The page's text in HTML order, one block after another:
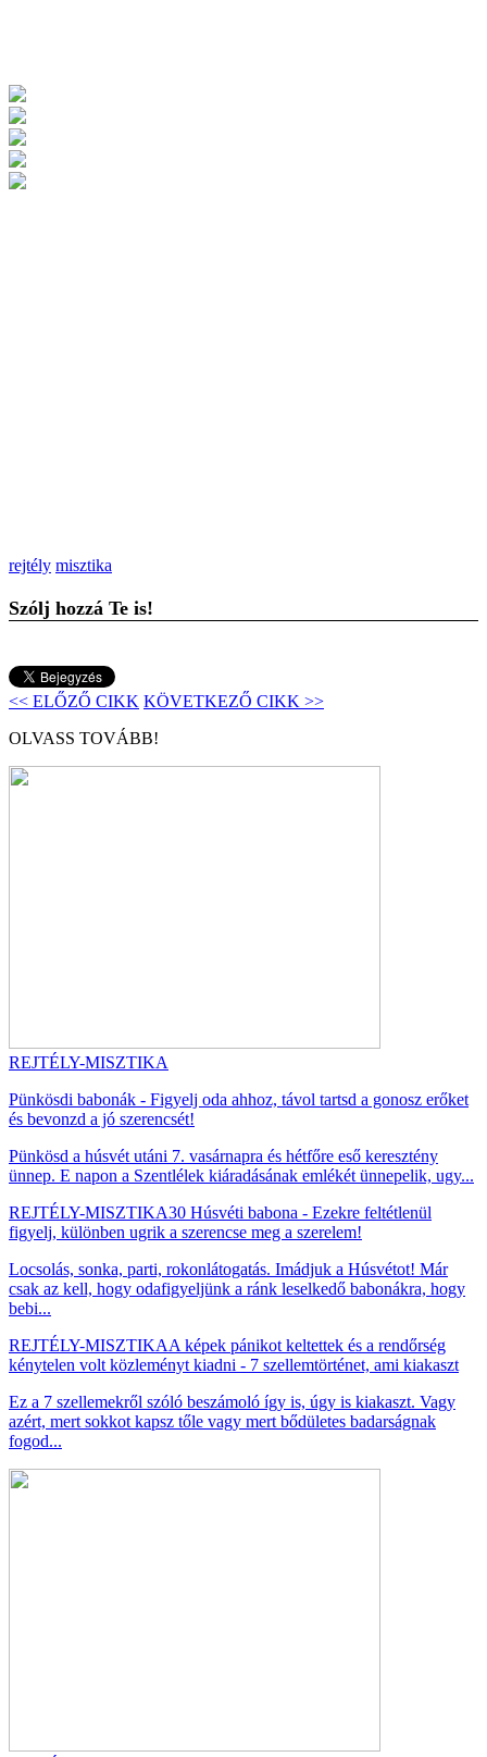
rejtély misztika
Szólj hozzá Te is!
<< ELŐZŐ CIKK KÖVETKEZŐ CIKK >>
OLVASS TOVÁBB!
REJTÉLY-MISZTIKA
Pünkösdi babonák - Figyelj oda ahhoz, távol tartsd a gonosz erőket
és bevonzd a jó szerencsét!
Pünkösd a húsvét utáni 7. vasárnapra és hétfőre eső keresztény
ünnep. E napon a Szentlélek kiáradásának emlékét ünnepelik, ugy...
REJTÉLY-MISZTIKA30 Húsvéti babona - Ezekre feltétlenül
figyelj, különben ugrik a szerencse meg a szerelem!
Locsolás, sonka, parti, rokonlátogatás. Imádjuk a Húsvétot! Már
csak az kell, hogy odafigyeljünk a ránk leselkedő babonákra, hogy
bebi...
REJTÉLY-MISZTIKAA képek pánikot keltettek és a rendőrség
kénytelen volt közleményt kiadni - 7 szellemtörténet, ami kiakaszt
Ez a 7 szellemekről szóló beszámoló így is, úgy is kiakaszt. Vagy
azért, mert sokkot kapsz tőle vagy mert bődületes badarságnak
fogod...